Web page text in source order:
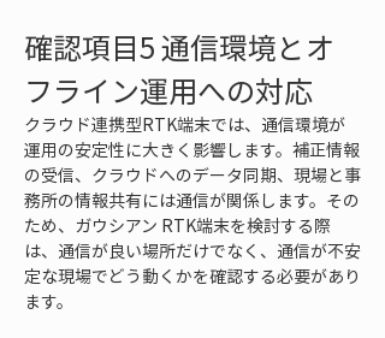
確認項目5 通信環境とオ
フライン運用への対応
クラウド連携型RTK端末では、通信環境が
運用の安定性に大きく影響します。補正情報
の受信、クラウドへのデータ同期、現場と事
務所の情報共有には通信が関係します。その
ため、ガウシアン RTK端末を検討する際
は、通信が良い場所だけでなく、通信が不安
定な現場でどう動くかを確認する必要があり
ます。